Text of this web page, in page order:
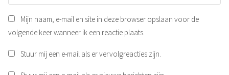
Mijn naam, e-mail en site in deze browser opslaan voor de
volgende keer wanneer ik een reactie plaats.
Stuur mij een e-mail als er vervolgreacties zijn.